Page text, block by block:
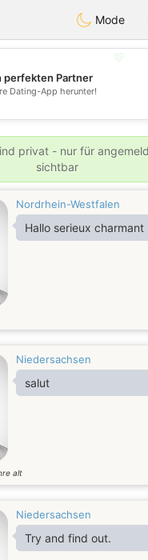
Maroc Dating
Mode
💕
perfekten Partner
Dating-App herunter!
privat - nur für
sichtbar
Nordrhein-Westfalen
Hallo serieux charmant
Niedersachsen
salut
alt
Niedersachsen
Try and find out.